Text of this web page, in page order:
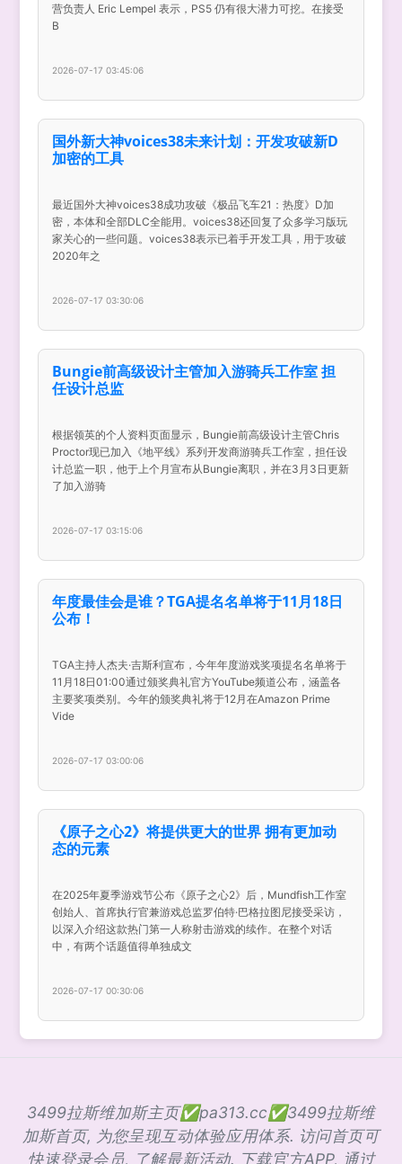
营负责人 Eric Lempel 表示，PS5 仍有很大潜力可挖。在接受
B
2026-07-17 03:45:06
国外新大神voices38未来计划：开发攻破新D
加密的工具
最近国外大神voices38成功攻破《极品飞车21：热度》D加
密，本体和全部DLC全能用。voices38还回复了众多学习版玩
家关心的一些问题。voices38表示已着手开发工具，用于攻破
2020年之
2026-07-17 03:30:06
Bungie前高级设计主管加入游骑兵工作室 担
任设计总监
根据领英的个人资料页面显示，Bungie前高级设计主管Chris
Proctor现已加入《地平线》系列开发商游骑兵工作室，担任设
计总监一职，他于上个月宣布从Bungie离职，并在3月3日更新
了加入游骑
2026-07-17 03:15:06
年度最佳会是谁？TGA提名名单将于11月18日
公布！
TGA主持人杰夫·吉斯利宣布，今年年度游戏奖项提名名单将于
11月18日01:00通过颁奖典礼官方YouTube频道公布，涵盖各
主要奖项类别。今年的颁奖典礼将于12月在Amazon Prime
Vide
2026-07-17 03:00:06
《原子之心2》将提供更大的世界 拥有更加动
态的元素
在2025年夏季游戏节公布《原子之心2》后，Mundfish工作室
创始人、首席执行官兼游戏总监罗伯特·巴格拉图尼接受采访，
以深入介绍这款热门第一人称射击游戏的续作。在整个对话
中，有两个话题值得单独成文
2026-07-17 00:30:06
3499拉斯维加斯主页✅pa313.cc✅3499拉斯维
加斯首页, 为您呈现互动体验应用体系. 访问首页可
快速登录会员, 了解最新活动. 下载官方APP, 通过